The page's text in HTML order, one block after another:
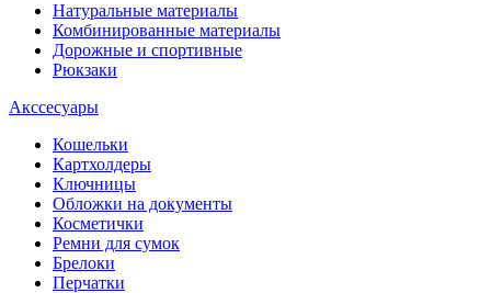
Натуральные материалы
Комбинированные материалы
Дорожные и спортивные
Рюкзаки
Акссесуары
Кошельки
Картхолдеры
Ключницы
Обложки на документы
Косметички
Ремни для сумок
Брелоки
Перчатки